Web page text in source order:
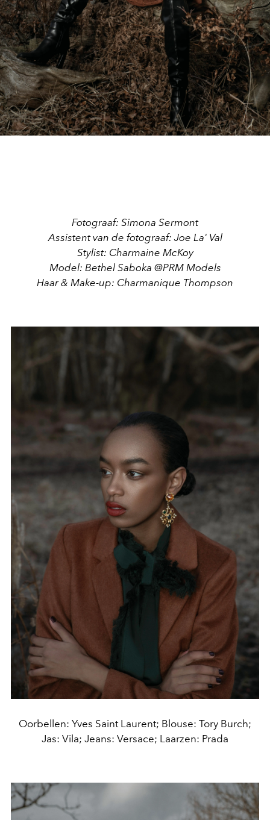
Fotograaf: Simona Sermont
Assistent van de fotograaf: Joe La' Val
Stylist: Charmaine McKoy
Model: Bethel Saboka @PRM Models
Haar & Make-up: Charmanique Thompson
Oorbellen: Yves Saint Laurent; Blouse: Tory Burch;
Jas: Vila; Jeans: Versace; Laarzen: Prada